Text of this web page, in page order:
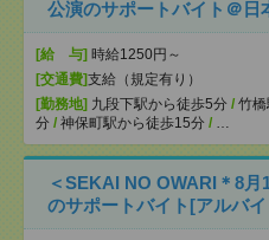
公演のサポートバイト＠日
[給 与] 時給1250円～
[交通費]支給（規定有り）
[勤務地] 九段下駅から徒歩5分 / 竹
分 / 神保町駅から徒歩15分 /
＜SEKAI NO OWARI＊8
のサポートバイト[アルバ